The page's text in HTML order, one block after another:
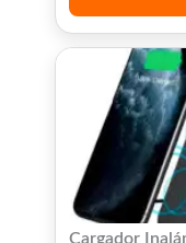
Cargador